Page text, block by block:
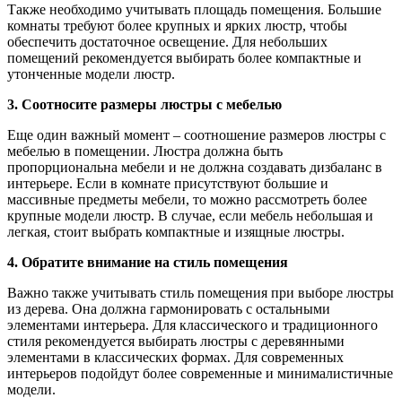
Также необходимо учитывать площадь помещения. Большие
комнаты требуют более крупных и ярких люстр, чтобы
обеспечить достаточное освещение. Для небольших
помещений рекомендуется выбирать более компактные и
утонченные модели люстр.
3. Соотносите размеры люстры с мебелью
Еще один важный момент – соотношение размеров люстры с
мебелью в помещении. Люстра должна быть
пропорциональна мебели и не должна создавать дизбаланс в
интерьере. Если в комнате присутствуют большие и
массивные предметы мебели, то можно рассмотреть более
крупные модели люстр. В случае, если мебель небольшая и
легкая, стоит выбрать компактные и изящные люстры.
4. Обратите внимание на стиль помещения
Важно также учитывать стиль помещения при выборе люстры
из дерева. Она должна гармонировать с остальными
элементами интерьера. Для классического и традиционного
стиля рекомендуется выбирать люстры с деревянными
элементами в классических формах. Для современных
интерьеров подойдут более современные и минималистичные
модели.